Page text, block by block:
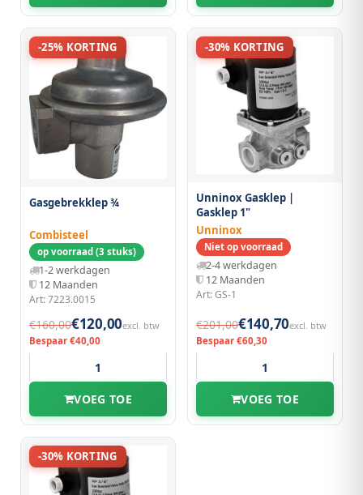
-25% KORTING
Gasgebrekklep ¾
Combisteel
op voorraad (3 stuks)
1-2 werkdagen
12 Maanden
Art: 7223.0015
€160,00€120,00excl. btw
Bespaar €40,00
VOEG TOE
-30% KORTING
Unninox Gasklep |
Gasklep 1"
Unninox
Niet op voorraad
2-4 werkdagen
12 Maanden
Art: GS-1
€201,00€140,70excl. btw
Bespaar €60,30
VOEG TOE
-30% KORTING